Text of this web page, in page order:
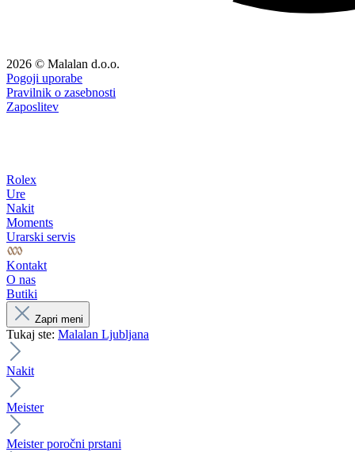
2026 © Malalan d.o.o.
Pogoji uporabe
Pravilnik o zasebnosti
Zaposlitev
Rolex
Ure
Nakit
Moments
Urarski servis
Kontakt
O nas
Butiki
Zapri meni
Tukaj ste: Malalan Ljubljana
Nakit
Meister
Meister poročni prstani